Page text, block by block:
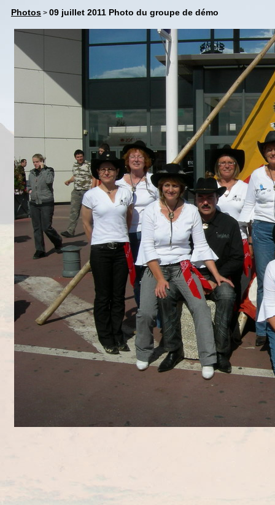
Photos > 09 juillet 2011 Photo du groupe de démo